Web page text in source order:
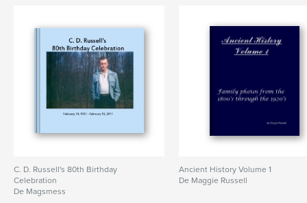
C. D. Russell's 80th Birthday
Celebration
De Magsmess
Ancient History Volume 1
De Maggie Russell